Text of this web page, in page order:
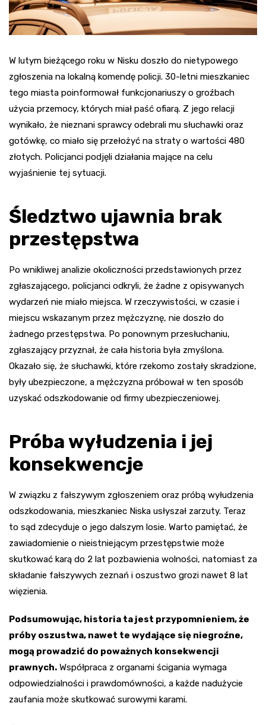
W lutym bieżącego roku w Nisku doszło do nietypowego
zgłoszenia na lokalną komendę policji. 30-letni mieszkaniec
tego miasta poinformował funkcjonariuszy o groźbach
użycia przemocy, których miał paść ofiarą. Z jego relacji
wynikało, że nieznani sprawcy odebrali mu słuchawki oraz
gotówkę, co miało się przełożyć na straty o wartości 480
złotych. Policjanci podjęli działania mające na celu
wyjaśnienie tej sytuacji.
Śledztwo ujawnia brak
przestępstwa
Po wnikliwej analizie okoliczności przedstawionych przez
zgłaszającego, policjanci odkryli, że żadne z opisywanych
wydarzeń nie miało miejsca. W rzeczywistości, w czasie i
miejscu wskazanym przez mężczyznę, nie doszło do
żadnego przestępstwa. Po ponownym przesłuchaniu,
zgłaszający przyznał, że cała historia była zmyślona.
Okazało się, że słuchawki, które rzekomo zostały skradzione,
były ubezpieczone, a mężczyzna próbował w ten sposób
uzyskać odszkodowanie od firmy ubezpieczeniowej.
Próba wyłudzenia i jej
konsekwencje
W związku z fałszywym zgłoszeniem oraz próbą wyłudzenia
odszkodowania, mieszkaniec Niska usłyszał zarzuty. Teraz
to sąd zdecyduje o jego dalszym losie. Warto pamiętać, że
zawiadomienie o nieistniejącym przestępstwie może
skutkować karą do 2 lat pozbawienia wolności, natomiast za
składanie fałszywych zeznań i oszustwo grozi nawet 8 lat
więzienia.
Podsumowując, historia ta jest przypomnieniem, że
próby oszustwa, nawet te wydające się niegroźne,
mogą prowadzić do poważnych konsekwencji
prawnych. Współpraca z organami ścigania wymaga
odpowiedzialności i prawdomówności, a każde nadużycie
zaufania może skutkować surowymi karami.